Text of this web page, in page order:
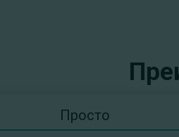
Просто